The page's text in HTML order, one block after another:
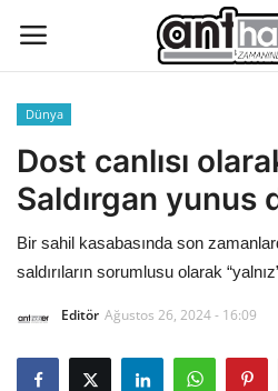
Künye
Eğitim
Aktüel Magazin
Hakkımızda
İletişim
Dünya
Dost canlısı
Saldırgan yunus
Bir sahil kasabasında son
saldırıların sorumlusu olarak
Editör Ağustos 26, 2024 - 16:09